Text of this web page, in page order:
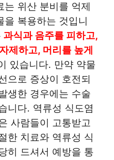
는 위산 분비를 억제
을 복용하는 것입니
과식과 음주를 피하고,
제하고, 머리를 높게
있습니다. 만약 약물
으로 증상이 호전되
생한 경우에는 수술
니다. 역류성 식도염
사람들이 고통받고
한 치료와 역류성 식
히 드셔서 예방을 통